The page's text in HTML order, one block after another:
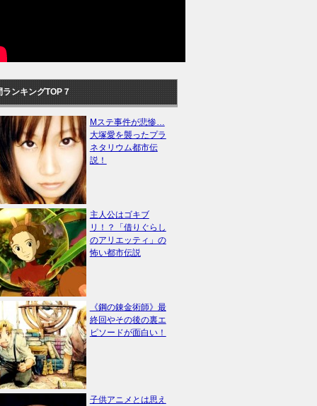
ランキングTOP７
Mステ事件が悲惨…
大塚愛を襲ったプラ
ネタリウム都市伝
説！
主人公はゴキブ
リ！？「借りぐらし
のアリエッティ」の
怖い都市伝説
《鋼の錬金術師》最
終回やその後の裏エ
ピソードが面白い！
子供アニメとは思え